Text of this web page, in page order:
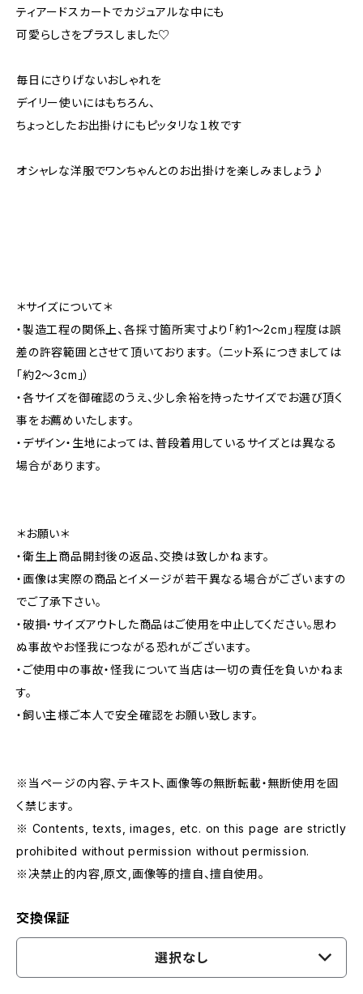
ティアードスカートでカジュアルな中にも
可愛らしさをプラスしました♡
毎日にさりげないおしゃれを
デイリー使いにはもちろん、
ちょっとしたお出掛けにもピッタリな１枚です
オシャレな洋服でワンちゃんとのお出掛けを楽しみましょう♪
＊サイズについて＊
・製造工程の関係上、各採寸箇所実寸より「約1～2cm」程度は誤
差の許容範囲とさせて頂いております。 （ニット系につきましては
「約2～3cm」）
・各サイズを御確認のうえ、少し余裕を持ったサイズでお選び頂く
事をお薦めいたします。
・デザイン・生地によっては、普段着用しているサイズとは異なる
場合があります。
＊お願い＊
・衛生上商品開封後の返品、交換は致しかねます。
・画像は実際の商品とイメージが若干異なる場合がございますの
でご了承下さい。
・破損・サイズアウトした商品はご使用を中止してください。思わ
ぬ事故やお怪我につながる恐れがございます。
・ご使用中の事故・怪我について当店は一切の責任を負いかねま
す。
・飼い主様ご本人で安全確認をお願い致します。
※当ページの内容、テキスト、画像等の無断転載・無断使用を固
く禁じます。
※ Contents, texts, images, etc. on this page are strictly
prohibited without permission without permission.
※决禁止的内容,原文,画像等的擅自、擅自使用。
交換保証
選択なし